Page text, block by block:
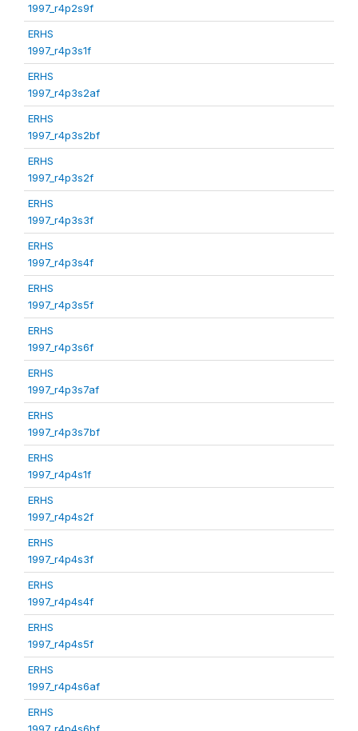
1997_r4p2s9f
ERHS
1997_r4p3s1f
ERHS
1997_r4p3s2af
ERHS
1997_r4p3s2bf
ERHS
1997_r4p3s2f
ERHS
1997_r4p3s3f
ERHS
1997_r4p3s4f
ERHS
1997_r4p3s5f
ERHS
1997_r4p3s6f
ERHS
1997_r4p3s7af
ERHS
1997_r4p3s7bf
ERHS
1997_r4p4s1f
ERHS
1997_r4p4s2f
ERHS
1997_r4p4s3f
ERHS
1997_r4p4s4f
ERHS
1997_r4p4s5f
ERHS
1997_r4p4s6af
ERHS
1997_r4p4s6bf